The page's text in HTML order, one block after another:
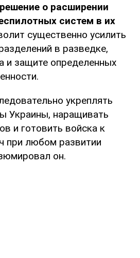
о расширении
систем в их
существенно усилить
в разведке,
и защите определенных
укреплять
Украины, наращивать
и готовить войска к
при любом развитии
он.